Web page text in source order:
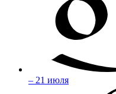
– 21 июля